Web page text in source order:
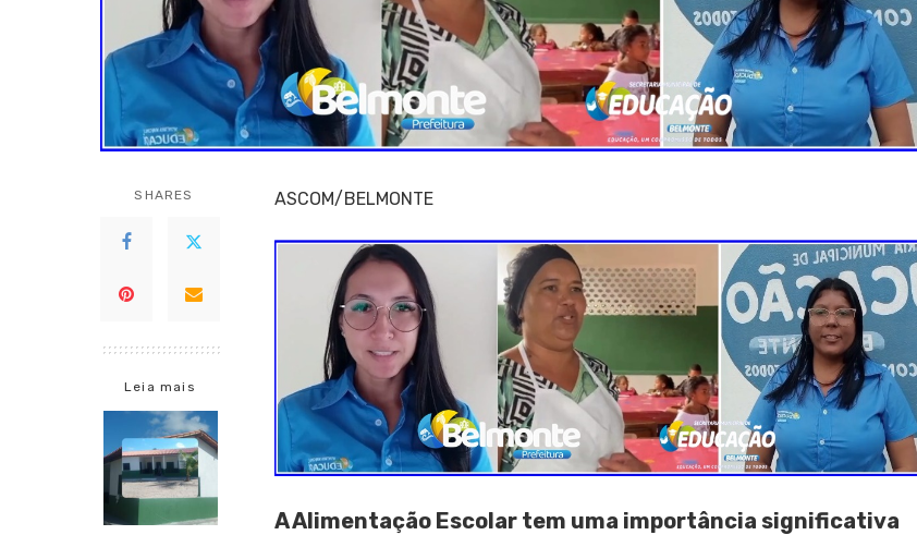
SHARES
Leia mais
ASCOM/BELMONTE
A Alimentação Escolar tem uma importância significativa